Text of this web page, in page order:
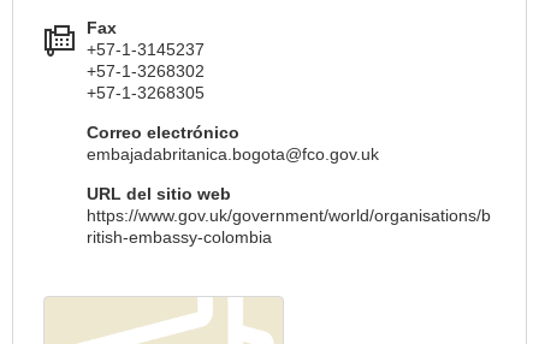
Fax
+57-1-3145237
+57-1-3268302
+57-1-3268305
Correo electrónico
embajadabritanica.bogota@fco.gov.uk
URL del sitio web
https://www.gov.uk/government/world/organisations/b
ritish-embassy-colombia